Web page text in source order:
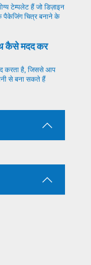
टेम्पलेट हैं जो डिज़ाइन
पैकेजिंग चित्र बनाने के
कैसे मदद कर
करता है, जिससे आप
से बना सकते हैं